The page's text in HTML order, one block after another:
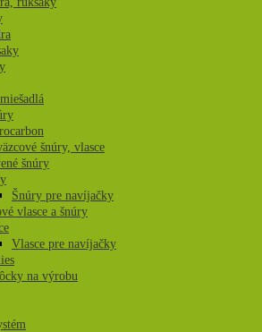
šnúry, vlasce
šnúry
Šnúry pre navíjačky
vlasce a šnúry
Vlasce pre navíjačky
na výrobu